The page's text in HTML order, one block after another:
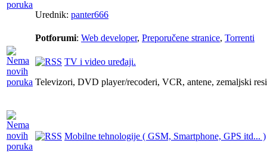
Urednik: panter666
Potforumi: Web developer, Preporučene stranice, Torrenti
TV i video uređaji.
Televizori, DVD player/recoderi, VCR, antene, zemaljski
Mobilne tehnologije ( GSM, Smartphone, GPS itd... )